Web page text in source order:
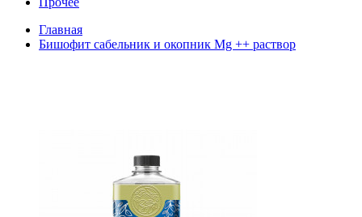
Главная
Бишофит сабельник и окопник Mg ++ раствор